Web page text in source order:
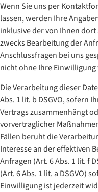
Wenn Sie uns per
lassen, werden Ihre
inklusive der von Ihnen
zwecks Bearbeitung der
Anschlussfragen bei uns
nicht ohne Ihre Einwilligung
Die Verarbeitung dieser
Abs. 1 lit. b DSGVO, sofern
Vertrags zusammenhängt
vorvertraglicher
Fällen beruht die
Interesse an der effektiven
Anfragen (Art. 6 Abs. 1 lit. f
(Art. 6 Abs. 1 lit. a DSGVO)
Einwilligung ist jederzeit